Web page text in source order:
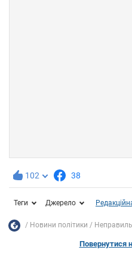
102 38
Теги Джерело
Новини політики
Повернутися